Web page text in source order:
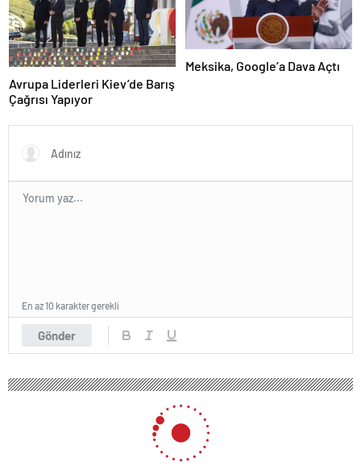
Avrupa Liderleri Kiev’de Barış
Çağrısı Yapıyor
Meksika, Google’a Dava Açtı
Gönder
En az 10 karakter gerekli